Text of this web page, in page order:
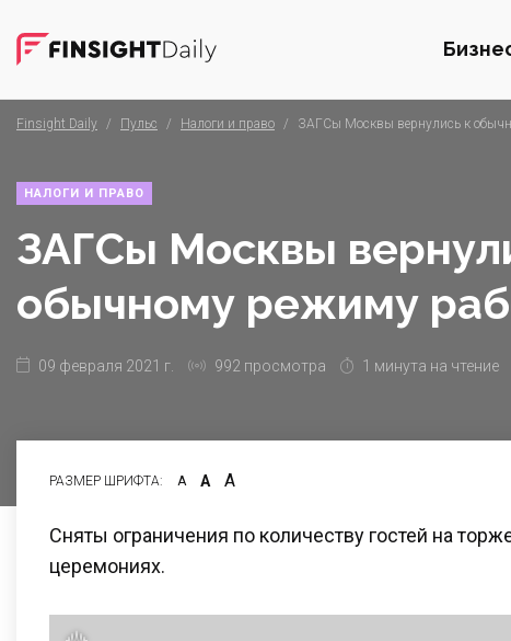
Finsight Daily / Пульс / Налоги и право / ЗАГСы Москвы вернулись к
НАЛОГИ И ПРАВО
ЗАГСы Москвы
обычному режиму
09 февраля 2021 г. 992 просмотра 1 минута на чтение
РАЗМЕР ШРИФТА: А А А
Сняты ограничения по количеству гостей на
церемониях.